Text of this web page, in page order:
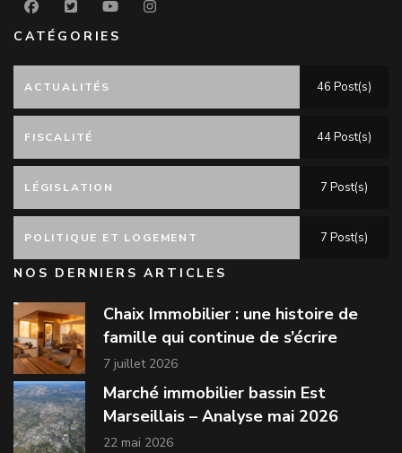
CATÉGORIES
ACTUALITÉS 46 Post(s)
FISCALITÉ 44 Post(s)
LÉGISLATION 7 Post(s)
POLITIQUE ET LOGEMENT 7 Post(s)
NOS DERNIERS ARTICLES
Chaix Immobilier : une histoire de
famille qui continue de s’écrire
7 juillet 2026
Marché immobilier bassin Est
Marseillais – Analyse mai 2026
22 mai 2026